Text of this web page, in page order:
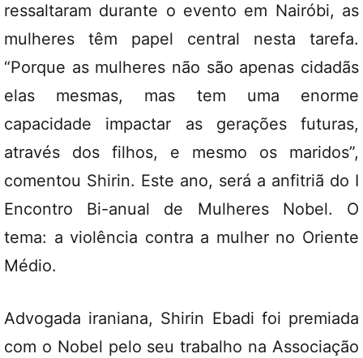
ressaltaram durante o evento em Nairóbi, as
mulheres têm papel central nesta tarefa.
“Porque as mulheres não são apenas cidadãs
elas mesmas, mas tem uma enorme
capacidade impactar as gerações futuras,
através dos filhos, e mesmo os maridos”,
comentou Shirin. Este ano, será a anfitriã do I
Encontro Bi-anual de Mulheres Nobel. O
tema: a violência contra a mulher no Oriente
Médio.
Advogada iraniana, Shirin Ebadi foi premiada
com o Nobel pelo seu trabalho na Associação